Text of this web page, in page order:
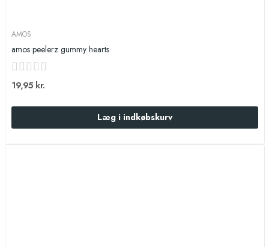
AMOS
amos peelerz gummy hearts
19,95 kr.
Læg i indkøbskurv